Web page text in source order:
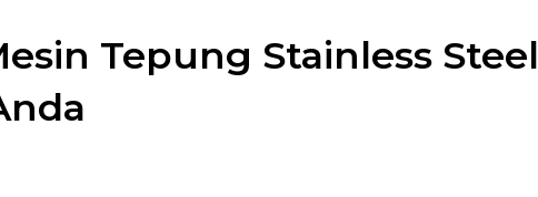
Tepung Stainless Steel